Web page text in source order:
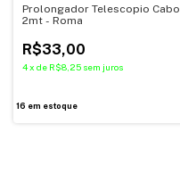
Prolongador Telescopio Cabo
2mt - Roma
R$33,00
4x de R$8,25 sem juros
16 em estoque